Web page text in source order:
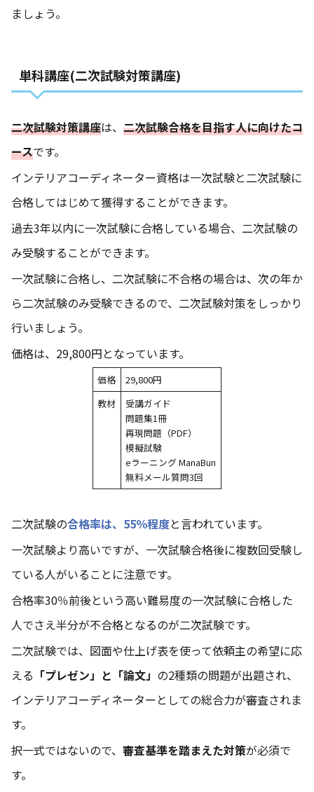
ましょう。
単科講座(二次試験対策講座)
二次試験対策講座は、 二次試験合格を目指す人に向けたコ
ースです。
インテリアコーディネーター資格は一次試験と二次試験に
合格してはじめて獲得することができます。
過去3年以内に一次試験に合格している場合、二次試験の
み受験することができます。
一次試験に合格し、二次試験に不合格の場合は、次の年か
ら二次試験のみ受験できるので、二次試験対策をしっかり
行いましょう。
価格は、29,800円となっています。
価格
29,800円
教材
受講ガイド
問題集1冊
再現問題（PDF）
模擬試験
eラーニング ManaBun
無料メール質問3回
二次試験の合格率は、55％程度と言われています。
一次試験より高いですが、一次試験合格後に複数回受験し
ている人がいることに注意です。
合格率30％前後という高い難易度の一次試験に合格した
人でさえ半分が不合格となるのが二次試験です。
二次試験では、図面や仕上げ表を使って依頼主の希望に応
える 「プレゼン」と「論文」 の2種類の問題が出題され、
インテリアコーディネーターとしての総合力が審査されま
す。
択一式ではないので、 審査基準を踏まえた対策が必須で
す。